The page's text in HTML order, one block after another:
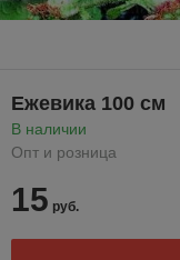
Ежевика 100 см
В наличии
Опт и розница
15 руб.